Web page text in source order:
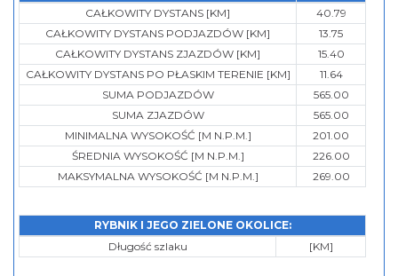
CAŁKOWITY DYSTANS [KM]
40.79
CAŁKOWITY DYSTANS PODJAZDÓW [KM]
13.75
CAŁKOWITY DYSTANS ZJAZDÓW [KM]
15.40
CAŁKOWITY DYSTANS PO PŁASKIM TERENIE [KM]
11.64
SUMA PODJAZDÓW
565.00
SUMA ZJAZDÓW
565.00
MINIMALNA WYSOKOŚĆ [M N.P.M.]
201.00
ŚREDNIA WYSOKOŚĆ [M N.P.M.]
226.00
MAKSYMALNA WYSOKOŚĆ [M N.P.M.]
269.00
RYBNIK I JEGO ZIELONE OKOLICE:
Długość szlaku
[KM]